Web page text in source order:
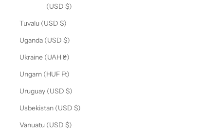
(USD $)
Tuvalu (USD $)
Uganda (USD $)
Ukraine (UAH ₴)
Ungarn (HUF Ft)
Uruguay (USD $)
Usbekistan (USD $)
Vanuatu (USD $)